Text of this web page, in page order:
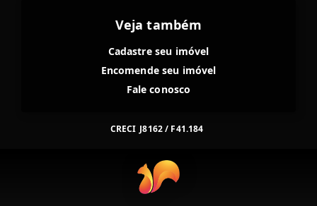
Veja também
Cadastre seu imóvel
Encomende seu imóvel
Fale conosco
CRECI J8162 / F41.184